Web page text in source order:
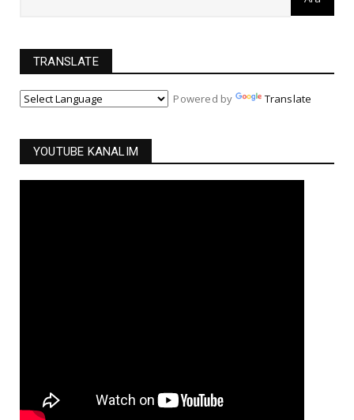
TRANSLATE
Powered by Translate
YOUTUBE KANALIM